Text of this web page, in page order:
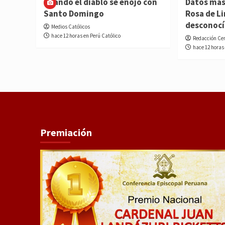
Santo Domingo
Medios Católicos
hace 12 horas en Perú Católico
Rosa de
Redacción
hace 12
Premiación